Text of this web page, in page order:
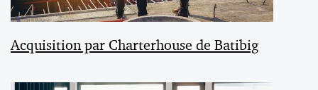
Acquisition par Charterhouse de Batibig